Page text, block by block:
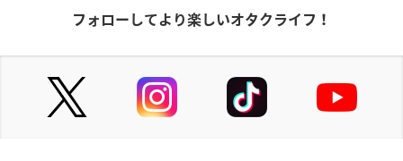
フォローしてより楽しいオタクライフ！